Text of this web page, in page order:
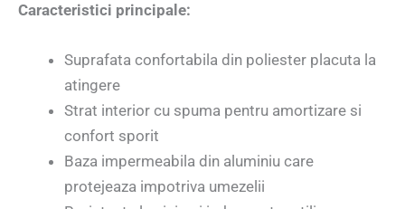
Caracteristici principale:
Suprafata confortabila din poliester placuta la
atingere
Strat interior cu spuma pentru amortizare si
confort sporit
Baza impermeabila din aluminiu care
protejeaza impotriva umezelii